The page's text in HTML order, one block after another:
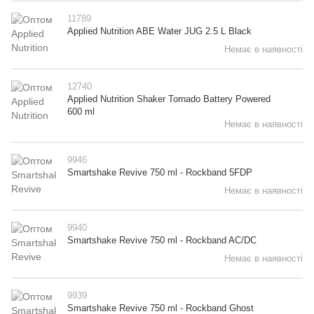
11789
Applied Nutrition ABE Water JUG 2.5 L Black
Немає в наявності
12740
Applied Nutrition Shaker Tornado Battery Powered
600 ml
Немає в наявності
9946
Smartshake Revive 750 ml - Rockband 5FDP
Немає в наявності
9940
Smartshake Revive 750 ml - Rockband AC/DC
Немає в наявності
9939
Smartshake Revive 750 ml - Rockband Ghost